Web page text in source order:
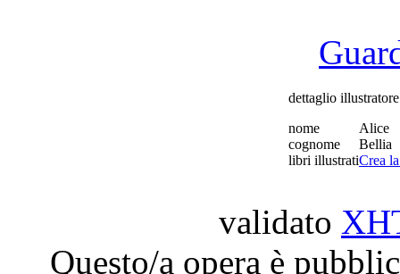
dettaglio illustratore
nome
Alice
cognome
Bellia
libri illustratiCrea
validato
Questo/a opera è